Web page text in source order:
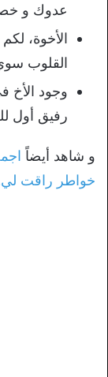
عدوك و
الأخوة،
القلوب
وجود الأخ
رفيق أول
و شاهد أيضاً
خواطر راقت لي